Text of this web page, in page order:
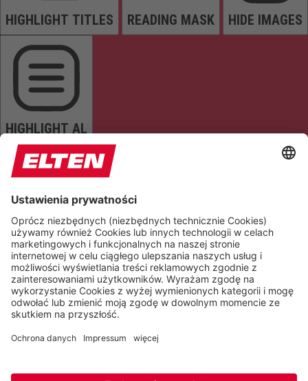
HIGHLIGHT TITLES READING MASK HIDE IMAGES
HIGHLIGHT AL
READ PAGE MUTE SOUNDS STOP ANIMATIONS
Reset Settings